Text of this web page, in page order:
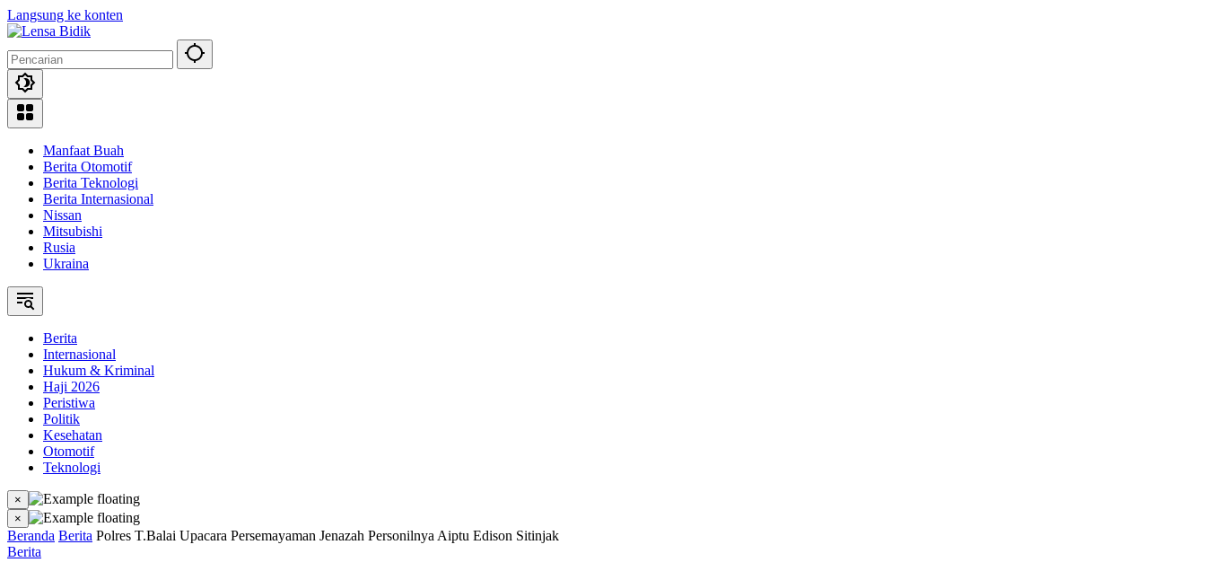
Langsung ke konten
Manfaat Buah
Berita Otomotif
Berita Teknologi
Berita Internasional
Nissan
Mitsubishi
Rusia
Ukraina
Berita
Internasional
Hukum & Kriminal
Haji 2026
Peristiwa
Politik
Kesehatan
Otomotif
Teknologi
×
×
Beranda Berita Polres T.Balai Upacara Persemayaman Jenazah Personilnya Aiptu Edison Sitinjak
Berita